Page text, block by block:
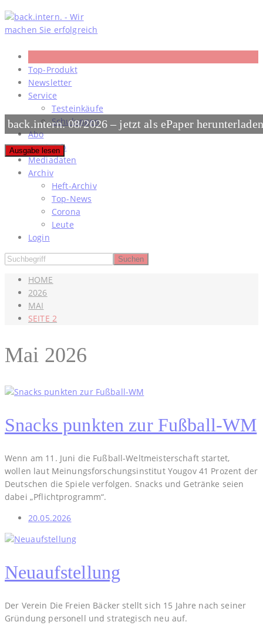
Skip
to
content
Top-Produkt
Newsletter
Service
Testeinkäufe
Schulungen
Abo
#meinjob
Mediadaten
Archiv
Heft-Archiv
Top-News
Corona
Leute
Login
HOME
2026
MAI
SEITE 2
Mai 2026
Snacks punkten zur Fußball-WM
Wenn am 11. Juni die Fußball-Weltmeisterschaft startet,
wollen laut Meinungsforschungsinstitut Yougov 41 Prozent der
Deutschen die Spiele verfolgen. Snacks und Getränke seien
dabei „Pflichtprogramm“.
20.05.2026
Neuaufstellung
Der Verein Die Freien Bäcker stellt sich 15 Jahre nach seiner
Gründung personell und strategisch neu auf.
back.intern. 08/2026 – jetzt als ePaper herunterladen
Ausgabe lesen